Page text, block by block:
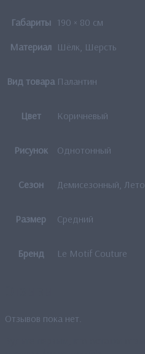
Габариты
190 × 80 см
Материал Шёлк, Шерсть
Вид товара Палантин
Цвет Коричневый
Рисунок Однотонный
Сезон Демисезонный, Лето
Размер Средний
Бренд Le Motif Couture
Отзывов пока нет.